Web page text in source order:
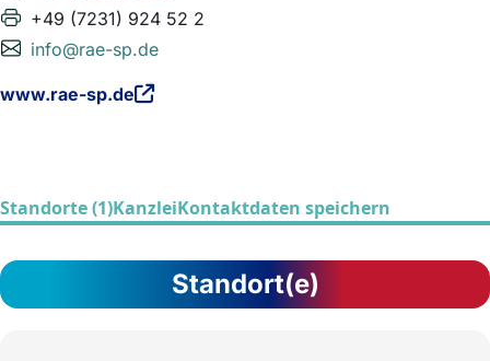
+49 (7231) 924 52 2
info@rae-sp.de
www.rae-sp.de
Standorte (1)KanzleiKontaktdaten speichern
Standort(e)